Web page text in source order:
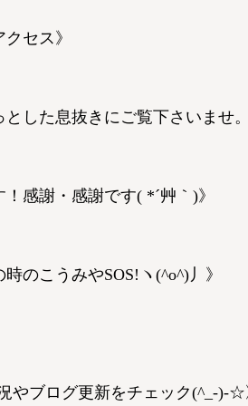
セス》
した息抜きにご覧下さいませ。
感謝・感謝です( *´艸｀)》
のこうみやSOS!ヽ(^o^)丿》
況やブログ更新をチェック(^_-